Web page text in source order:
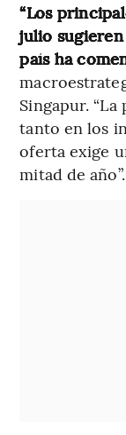
“Los
julio
país ha
Singapur.
tanto en los
oferta exige
mitad de año”.